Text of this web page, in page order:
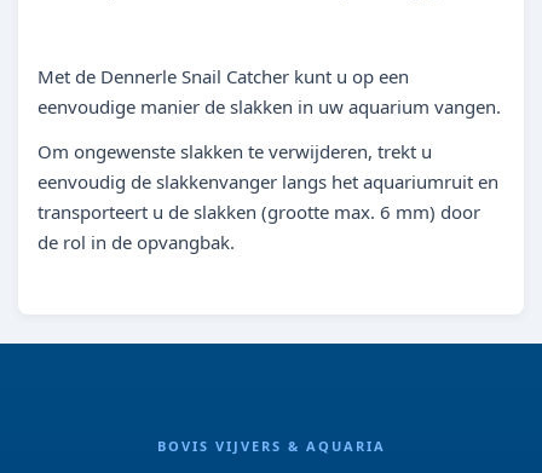
Met de Dennerle Snail Catcher kunt u op een
eenvoudige manier de slakken in uw aquarium vangen.
Om ongewenste slakken te verwijderen, trekt u
eenvoudig de slakkenvanger langs het aquariumruit en
transporteert u de slakken (grootte max. 6 mm) door
de rol in de opvangbak.
BOVIS VIJVERS & AQUARIA